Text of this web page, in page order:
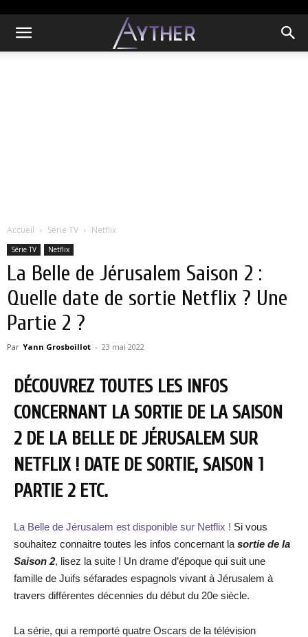
Accueil Série TV Netflix
Série TV Netflix
La Belle de Jérusalem Saison 2 :
Quelle date de sortie Netflix ? Une
Partie 2 ?
Par Yann Grosboillot - 23 mai 2022
DÉCOUVREZ TOUTES LES INFOS
CONCERNANT LA SORTIE DE LA SAISON
2 DE LA BELLE DE JÉRUSALEM SUR
NETFLIX ! DATE DE SORTIE, SAISON 1
PARTIE 2 ETC.
La Belle de Jérusalem est disponible sur Netflix ! Si vous
souhaitez connaitre toutes les infos concernant la sortie de la
Saison 2, lisez la suite ! Un drame d’époque qui suit une
famille de Juifs séfarades espagnols vivant à Jérusalem à
travers différentes décennies du début du 20e siècle.
La série, qui a remporté quatre Oscars de la télévision